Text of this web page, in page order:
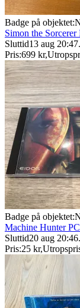
Badge på objektet:
Simon the
Sluttid13 aug 20:47.
Pris:699 kr,
Badge på objektet:
Machine Hunter
Sluttid20 aug 20:46.
Pris:25 kr,